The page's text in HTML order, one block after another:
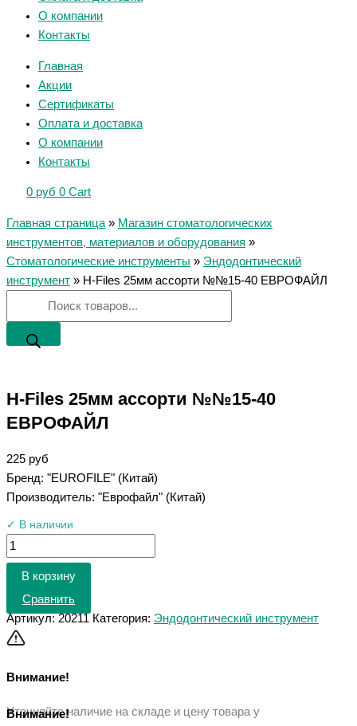
О компании
Контакты
Главная
Акции
Сертификаты
Оплата и доставка
О компании
Контакты
0 руб 0 Cart
Главная страница » Магазин стоматологических
инструментов, материалов и оборудования »
Стоматологические инструменты » Эндодонтический
инструмент » H-Files 25мм ассорти №№15-40 ЕВРОФАЙЛ
H-Files 25мм ассорти №№15-40
ЕВРОФАЙЛ
225 руб
Бренд: "EUROFILE" (Китай)
Производитель: "Еврофайл" (Китай)
✓ В наличии
В корзину
Сравнить
Артикул:20211Категория: Эндодонтический инструмент
Внимание!
Уточняйте наличие на складе и цену товара у
Внимание!